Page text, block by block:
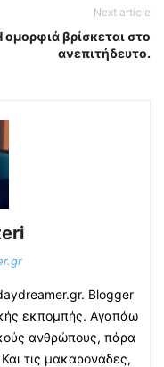
Next article
ομορφιά βρίσκεται στο
ανεπιτήδευτο.
Blogger
εκπομπής. Αγαπάω
ανθρώπους, πάρα
τις μακαρονάδες,